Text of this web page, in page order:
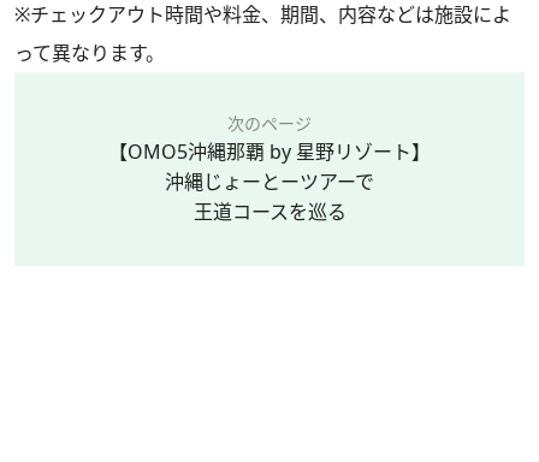
※チェックアウト時間や料金、期間、内容などは施設によ
って異なります。
次のページ
【OMO5沖縄那覇 by 星野リゾート】
沖縄じょーとーツアーで
王道コースを巡る